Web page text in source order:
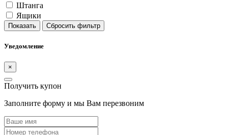
Штанга
Ящики
Показать Сбросить фильтр
Уведомление
×
Получить купон
Заполните форму и мы Вам перезвоним